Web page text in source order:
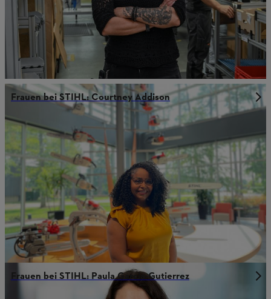
Frauen bei STIHL: Courtney Addison
Frauen bei STIHL: Paula Garcia-Gutierrez